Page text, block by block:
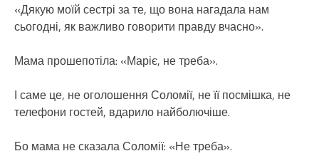
«Дякую моїй сестрі за те, що вона нагадала нам
сьогодні, як важливо говорити правду вчасно».
Мама прошепотіла: «Маріє, не треба».
І саме це, не оголошення Соломії, не її посмішка, не
телефони гостей, вдарило найболючіше.
Бо мама не сказала Соломії: «Не треба».